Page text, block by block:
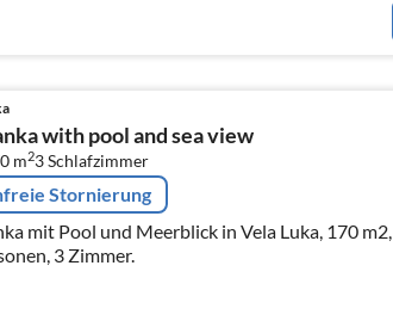
with pool and sea view
m23Schlafzimmer
Stornierung
mit Pool und Meerblick in Vela Luka, 170 m2,
3 Zimmer.